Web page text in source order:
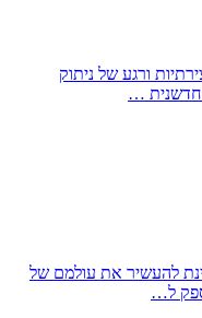
ורגע של ניתוק
להעשיר את עולמם של
ל…